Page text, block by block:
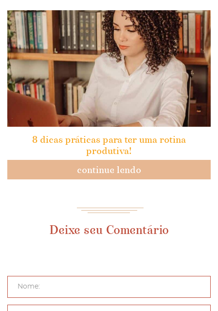
8 dicas práticas para ter uma rotina
produtiva!
continue lendo
Deixe seu Comentário